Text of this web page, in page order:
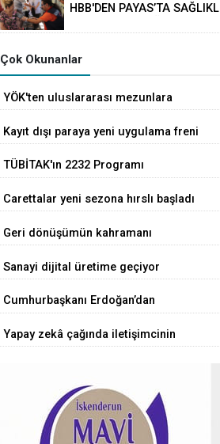
HBB'DEN PAYAS’TA SAĞLIKLI
Çok Okunanlar
YÖK'ten uluslararası mezunlara
uzatılabilecek
Kayıt dışı paraya yeni uygulama freni
TÜBİTAK'ın 2232 Programı
Türkiye'ye geliyor
Carettalar yeni sezona hırslı başladı
Geri dönüşümün kahramanı
Sanayi dijital üretime geçiyor
Cumhurbaşkanı Erdoğan’dan
Yapay zekâ çağında iletişimcinin